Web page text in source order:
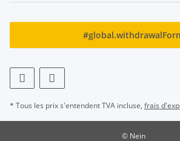
* Tous les prix s'entendent TVA incluse, frais
© Nein